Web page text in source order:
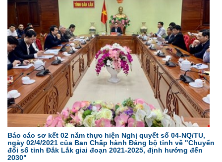
Báo cáo sơ kết 02 năm thực hiện Nghị quyết số 04-NQ/TU,
ngày 02/4/2021 của Ban Chấp hành Đảng bộ tỉnh về "Chuyển
đổi số tỉnh Đắk Lắk giai đoạn 2021-2025, định hướng đến
2030"